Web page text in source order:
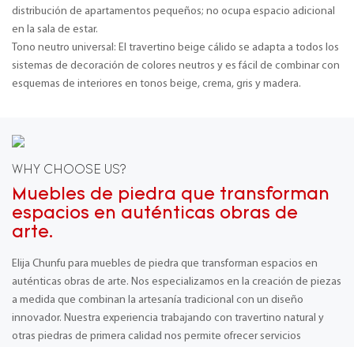
distribución de apartamentos pequeños; no ocupa espacio adicional
en la sala de estar.
Tono neutro universal: El travertino beige cálido se adapta a todos los
sistemas de decoración de colores neutros y es fácil de combinar con
esquemas de interiores en tonos beige, crema, gris y madera.
WHY CHOOSE US?
Muebles de piedra que transforman
espacios en auténticas obras de
arte.
Elija Chunfu para muebles de piedra que transforman espacios en
auténticas obras de arte. Nos especializamos en la creación de piezas
a medida que combinan la artesanía tradicional con un diseño
innovador. Nuestra experiencia trabajando con travertino natural y
otras piedras de primera calidad nos permite ofrecer servicios